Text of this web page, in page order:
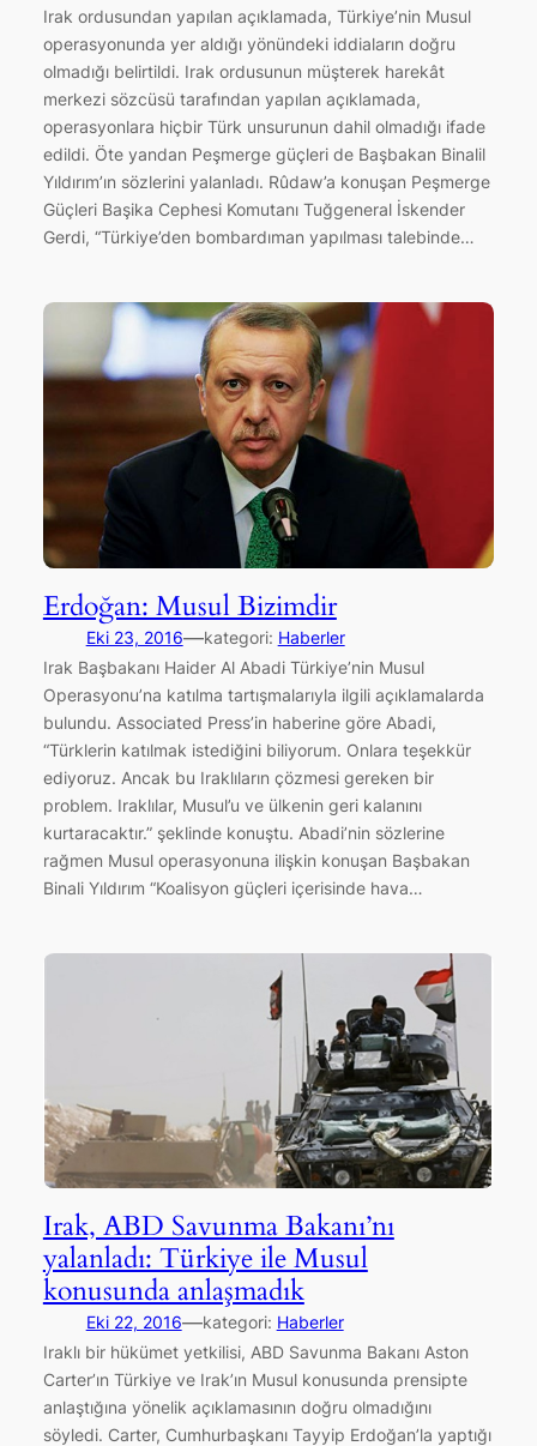
Irak ordusundan yapılan açıklamada, Türkiye’nin Musul
operasyonunda yer aldığı yönündeki iddiaların doğru
olmadığı belirtildi. Irak ordusunun müşterek harekât
merkezi sözcüsü tarafından yapılan açıklamada,
operasyonlara hiçbir Türk unsurunun dahil olmadığı ifade
edildi. Öte yandan Peşmerge güçleri de Başbakan Binalil
Yıldırım’ın sözlerini yalanladı. Rûdaw’a konuşan Peşmerge
Güçleri Başika Cephesi Komutanı Tuğgeneral İskender
Gerdi, “Türkiye’den bombardıman yapılması talebinde…
Erdoğan: Musul Bizimdir
Eki 23, 2016—kategori: Haberler
Irak Başbakanı Haider Al Abadi Türkiye’nin Musul
Operasyonu’na katılma tartışmalarıyla ilgili açıklamalarda
bulundu. Associated Press’in haberine göre Abadi,
“Türklerin katılmak istediğini biliyorum. Onlara teşekkür
ediyoruz. Ancak bu Iraklıların çözmesi gereken bir
problem. Iraklılar, Musul’u ve ülkenin geri kalanını
kurtaracaktır.” şeklinde konuştu. Abadi’nin sözlerine
rağmen Musul operasyonuna ilişkin konuşan Başbakan
Binali Yıldırım “Koalisyon güçleri içerisinde hava…
Irak, ABD Savunma Bakanı’nı
yalanladı: Türkiye ile Musul
konusunda anlaşmadık
Eki 22, 2016—kategori: Haberler
Iraklı bir hükümet yetkilisi, ABD Savunma Bakanı Aston
Carter’ın Türkiye ve Irak’ın Musul konusunda prensipte
anlaştığına yönelik açıklamasının doğru olmadığını
söyledi. Carter, Cumhurbaşkanı Tayyip Erdoğan’la yaptığı